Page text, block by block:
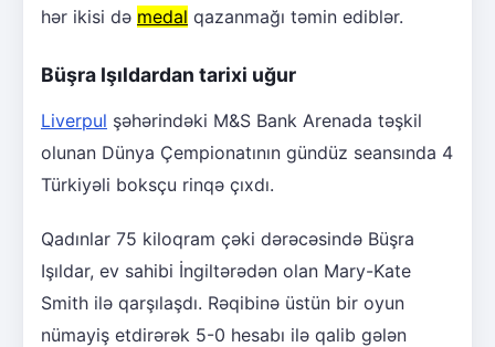
hər ikisi də medal qazanmağı təmin ediblər.
Büşra Işıldardan tarixi uğur
Liverpul şəhərindəki M&S Bank Arenada təşkil
olunan Dünya Çempionatının gündüz seansında 4
Türkiyəli boksçu rinqə çıxdı.
Qadınlar 75 kiloqram çəki dərəcəsində Büşra
Işıldar, ev sahibi İngiltərədən olan Mary-Kate
Smith ilə qarşılaşdı. Rəqibinə üstün bir oyun
nümayiş etdirərək 5-0 hesabı ilə qalib gələn